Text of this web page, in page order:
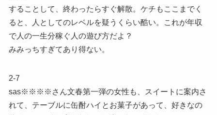
することして、終わったらすぐ解散。ケチもここまでく
ると、人としてのレベルを疑うくらい酷い。これが年収
で人の一生分稼ぐ人の遊び方だよ？
みみっちすぎてあり得ない。
2-7
sas※※※※さん文春第一弾の女性も、スイートに案内さ
れて、テーブルに缶酎ハイとお菓子があって、好きなの